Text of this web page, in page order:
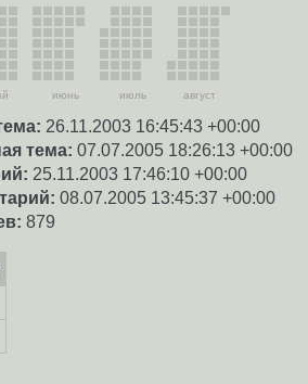
июнь июль август
26.11.2003 16:45:43 +00:00
тема: 07.07.2005 18:26:13 +00:00
25.11.2003 17:46:10 +00:00
08.07.2005 13:45:37 +00:00
879